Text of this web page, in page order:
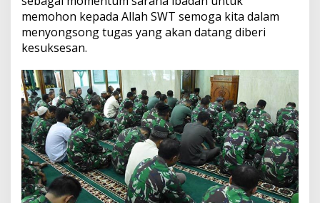
memohon kepada Allah SWT semoga kita dalam
menyongsong tugas yang akan datang diberi
kesuksesan.